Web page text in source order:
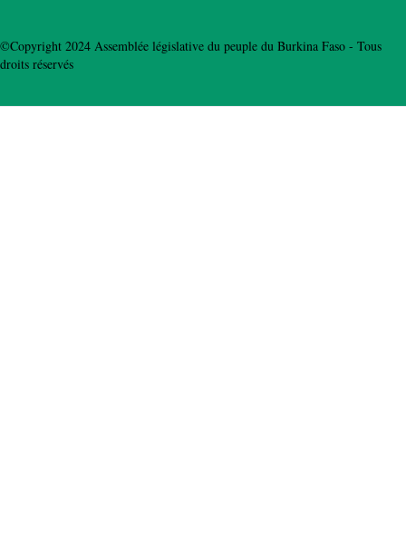
©Copyright 2024 Assemblée législative du peuple du Burkina Faso - Tous
droits réservés